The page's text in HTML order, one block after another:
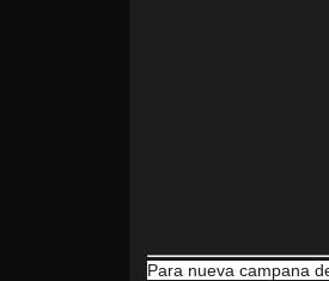
Para nueva campana